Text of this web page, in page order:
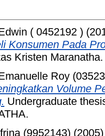
( 0452192 )
Konsumen Pada
Kristen Maranatha.
Roy
Volume
Undergraduate
(9952143)